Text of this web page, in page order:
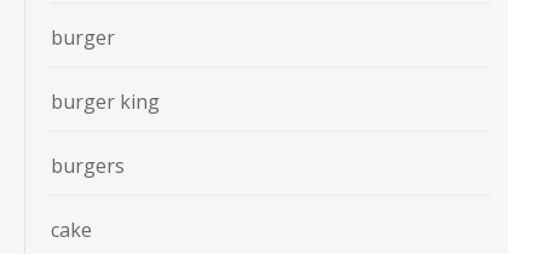
burger
burger king
burgers
cake